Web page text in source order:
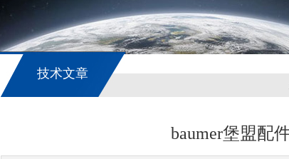
技术文章
baumer堡盟配